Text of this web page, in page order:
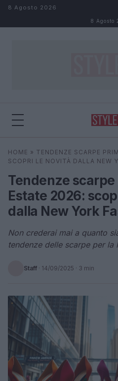
Salta al contenuto
8 Agosto 2026
8 Agosto
Cerca
HOME » TENDENZE SCARPE
SCOPRI LE NOVITÀ DALLA NEW
Tendenze
Estate 2026:
dalla New York
Non crederai mai a quanto
tendenze delle scarpe per la
Staff · 14/09/2025 · 3 min